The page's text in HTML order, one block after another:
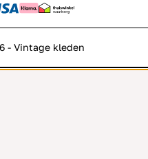
- Vintage kleden